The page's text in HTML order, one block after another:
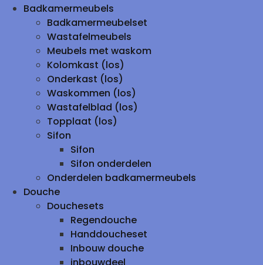
Badkamermeubels
Badkamermeubelset
Wastafelmeubels
Meubels met waskom
Kolomkast (los)
Onderkast (los)
Waskommen (los)
Wastafelblad (los)
Topplaat (los)
Sifon
Sifon
Sifon onderdelen
Onderdelen badkamermeubels
Douche
Douchesets
Regendouche
Handdoucheset
Inbouw douche
inbouwdeel